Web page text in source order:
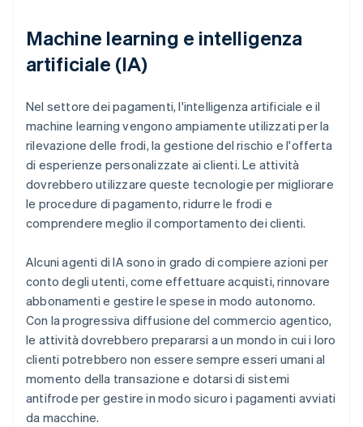
Machine learning e intelligenza
artificiale (IA)
Nel settore dei pagamenti, l'intelligenza artificiale e il
machine learning vengono ampiamente utilizzati per la
rilevazione delle frodi, la gestione del rischio e l'offerta
di esperienze personalizzate ai clienti. Le attività
dovrebbero utilizzare queste tecnologie per migliorare
le procedure di pagamento, ridurre le frodi e
comprendere meglio il comportamento dei clienti.
Alcuni agenti di IA sono in grado di compiere azioni per
conto degli utenti, come effettuare acquisti, rinnovare
abbonamenti e gestire le spese in modo autonomo.
Con la progressiva diffusione del commercio agentico,
le attività dovrebbero prepararsi a un mondo in cui i loro
clienti potrebbero non essere sempre esseri umani al
momento della transazione e dotarsi di sistemi
antifrode per gestire in modo sicuro i pagamenti avviati
da macchine.